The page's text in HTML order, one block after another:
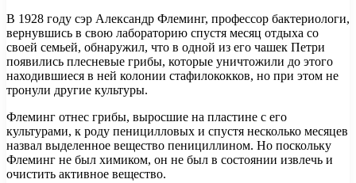
В 1928 году сэр Александр Флеминг, профессор бактериологи,
вернувшись в свою лабораторию спустя месяц отдыха со
своей семьей, обнаружил, что в одной из его чашек Петри
появились плесневые грибы, которые уничтожили до этого
находившиеся в ней колонии стафилококков, но при этом не
тронули другие культуры.
Флеминг отнес грибы, выросшие на пластине с его
культурами, к роду пеницилловых и спустя несколько месяцев
назвал выделенное вещество пенициллином. Но поскольку
Флеминг не был химиком, он не был в состоянии извлечь и
очистить активное вещество.